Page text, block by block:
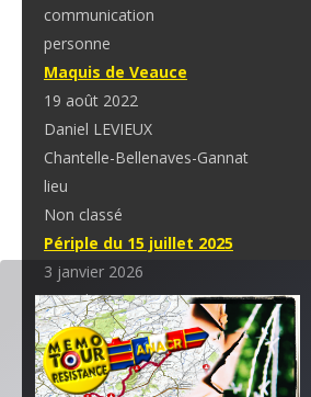
communication
personne
Maquis de Veauce
19 août 2022
Daniel LEVIEUX
Chantelle-Bellenaves-Gannat
lieu
Non classé
Périple du 15 juillet 2025
3 janvier 2026
Daniel LEVIEUX
Chantelle-Bellenaves-Gannat
lieu
organisation